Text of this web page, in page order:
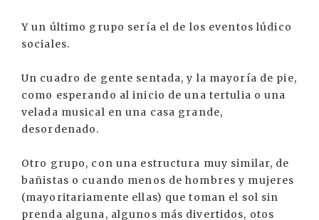
Y un último grupo sería el de los eventos lúdico
sociales.
Un cuadro de gente sentada, y la mayoría de pie,
como esperando al inicio de una tertulia o una
velada musical en una casa grande,
desordenado.
Otro grupo, con una estructura muy similar, de
bañistas o cuando menos de hombres y mujeres
(mayoritariamente ellas) que toman el sol sin
prenda alguna, algunos más divertidos, otos